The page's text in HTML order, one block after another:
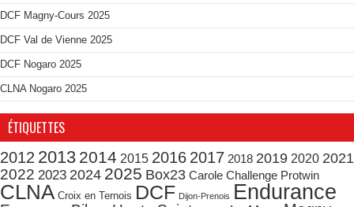
DCF Magny-Cours 2025
DCF Val de Vienne 2025
DCF Nogaro 2025
CLNA Nogaro 2025
ÉTIQUETTES
2012 2013 2014 2015 2016 2017 2018 2019 2020 2021
2022 2023 2024 2025 Box23 Carole Challenge Protwin
CLNA Croix en Ternois DCF Dijon-Prenois Endurance